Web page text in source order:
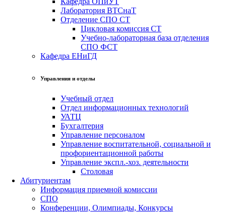
Лаборатория ВТСнаТ
Отделение СПО СТ
Цикловая комиссия СТ
Учебно-лабораторная база отделения
СПО ФСТ
Кафедра ЕНиГД
Управления и отделы
Учебный отдел
Отдел информационных технологий
УАТЦ
Бухгалтерия
Управление персоналом
Управление воспитательной, социальной и
профориентационной работы
Управление экспл.-хоз. деятельности
Столовая
Абитуриентам
Информация приемной комиссии
СПО
Конференции, Олимпиады, Конкурсы